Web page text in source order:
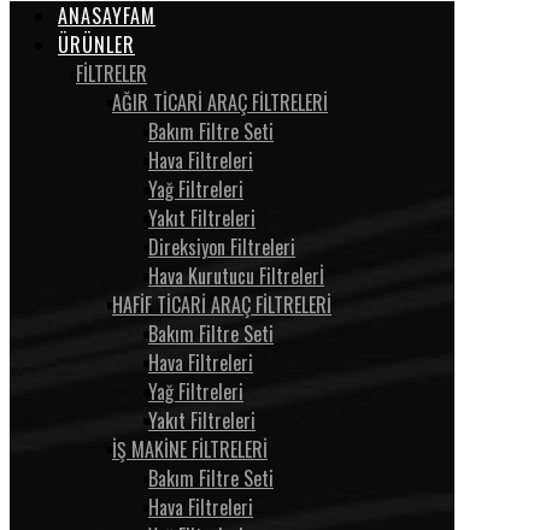
ANASAYFAM
ÜRÜNLER
FİLTRELER
AĞIR TİCARİ ARAÇ FİLTRELERİ
Bakım Filtre Seti
Hava Filtreleri
Yağ Filtreleri
Yakıt Filtreleri
Direksiyon Filtreleri
Hava Kurutucu Filtrelerİ
HAFİF TİCARİ ARAÇ FİLTRELERİ
Bakım Filtre Seti
Hava Filtreleri
Yağ Filtreleri
Yakıt Filtreleri
İŞ MAKİNE FİLTRELERİ
Bakım Filtre Seti
Hava Filtreleri